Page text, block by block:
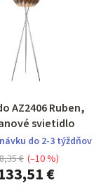
AZ2406 Ruben,
svietidlo
do 2-3 týždňov
€
€ (–10 %)